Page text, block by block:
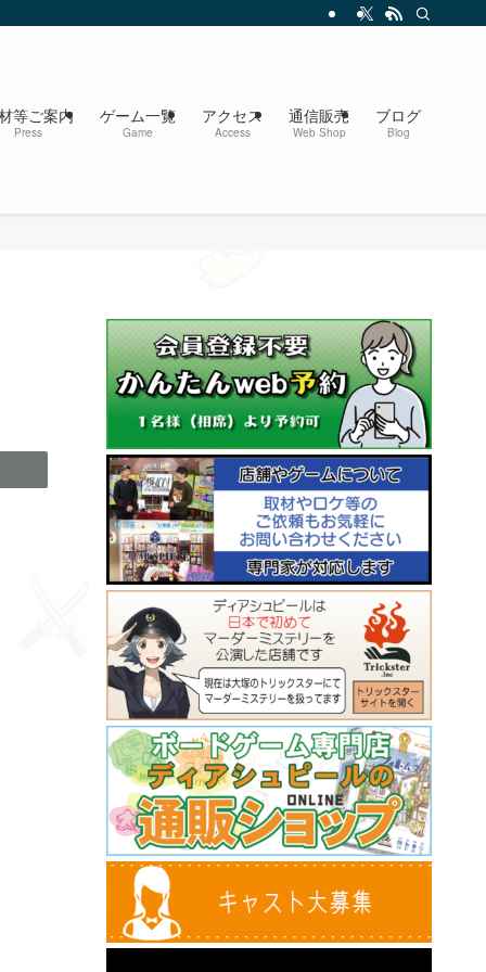
等ご案内
Press
ゲーム一覧
Game
アクセス
Access
通信販売
Web Shop
ブログ
Blog